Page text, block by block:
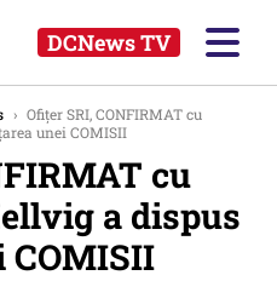
DCNews TV
› Ofițer SRI, CONFIRMAT cu
unei COMISII
cu
a dispus